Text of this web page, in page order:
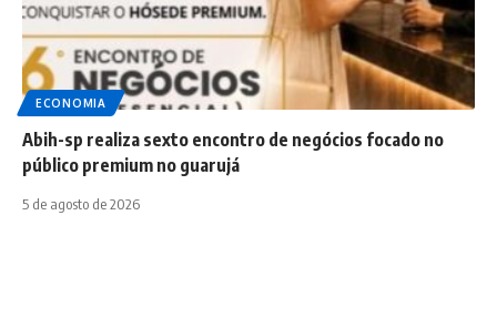
ECONOMIA
Abih-sp realiza sexto encontro de negócios focado no
público premium no guarujá
5 de agosto de 2026